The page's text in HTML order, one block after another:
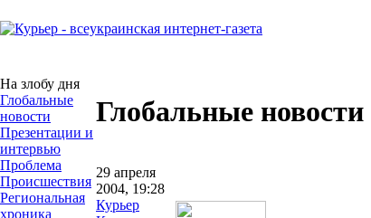
На злобу дня
Глобальные
новости
Презентации и
интервью
Проблема
Происшествия
Региональная
хроника
Глобальные новости
29 апреля
2004, 19:28
Курьер